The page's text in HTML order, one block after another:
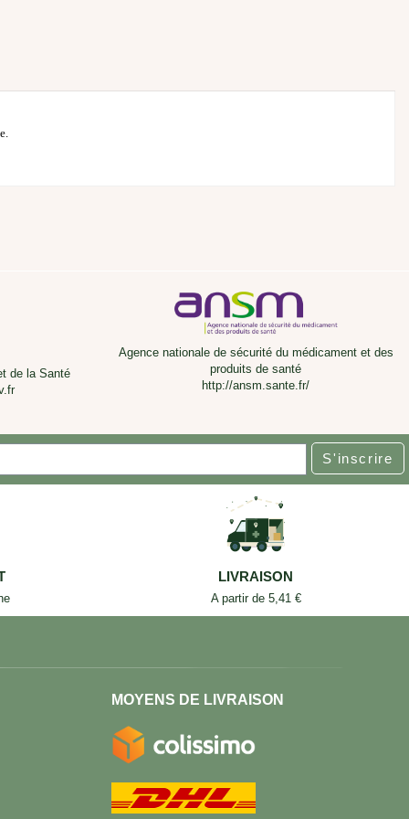
de la Santé
Agence nationale de sécurité du médicament et des
produits de santé
http://ansm.sante.fr/
S'inscrire
LIVRAISON
A partir de 5,41 €
MOYENS DE LIVRAISON